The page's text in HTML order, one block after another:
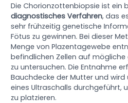
Die Chorionzottenbiopsie ist ein
diagnostisches Verfahren, das
sehr frühzeitig genetische
Fötus zu gewinnen. Bei dieser
Menge von Plazentagewebe
befindlichen Zellen auf
zu untersuchen. Die Entnahme
Bauchdecke der Mutter und
eines Ultraschalls durchgeführt,
zu platzieren.